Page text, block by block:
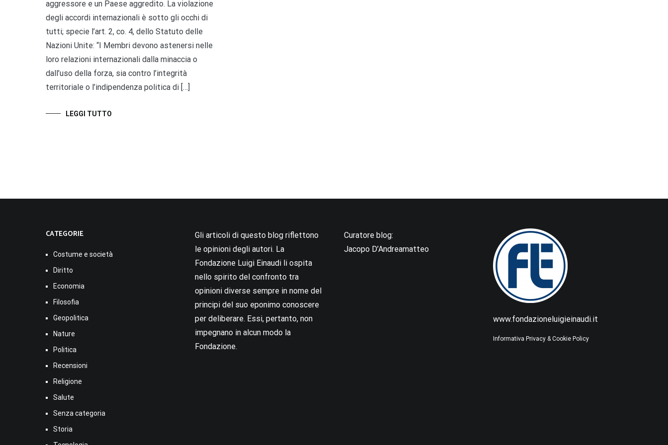
aggressore e un Paese aggredito. La violazione
degli accordi internazionali è sotto gli occhi di
tutti; specie l’art. 2, co. 4, dello Statuto delle
Nazioni Unite: “I Membri devono astenersi nelle
loro relazioni internazionali dalla minaccia o
dall’uso della forza, sia contro l’integrità
territoriale o l’indipendenza politica di […]
LEGGI TUTTO
CATEGORIE
Costume e società
Diritto
Economia
Filosofia
Geopolitica
Nature
Politica
Recensioni
Religione
Salute
Senza categoria
Storia
Gli articoli di questo blog riflettono
le opinioni degli autori. La
Fondazione Luigi Einaudi li ospita
nello spirito del confronto tra
opinioni diverse sempre in nome del
principi del suo eponimo conoscere
per deliberare. Essi, pertanto, non
impegnano in alcun modo la
Fondazione.
Curatore blog:
Jacopo D’Andreamatteo
www.fondazioneluigieinaudi.it
Informativa Privacy & Cookie Policy